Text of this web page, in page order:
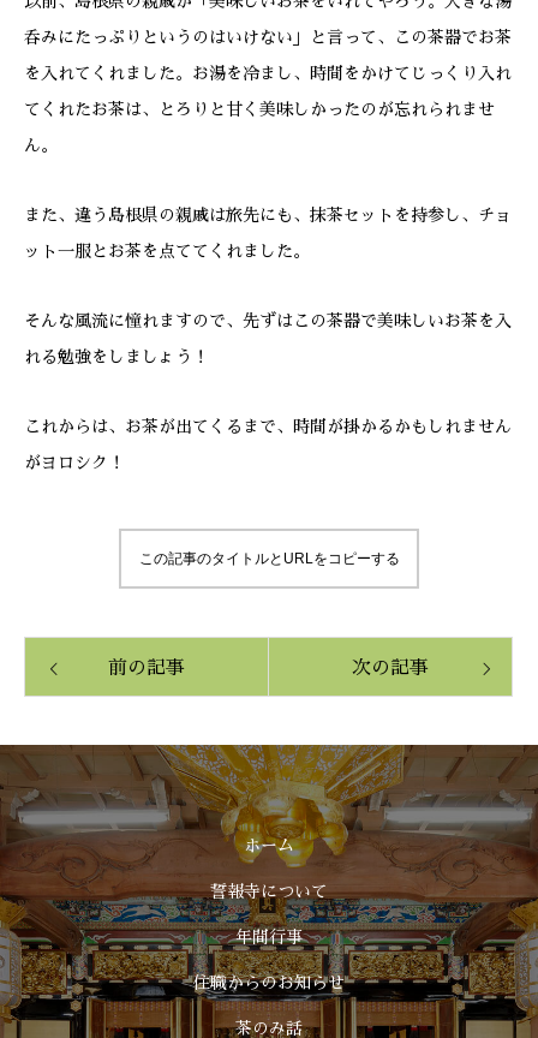
呑みにたっぷりというのはいけない」と言って、この茶器でお茶
を入れてくれました。お湯を冷まし、時間をかけてじっくり入れ
てくれたお茶は、とろりと甘く美味しかったのが忘れられませ
ん。
また、違う島根県の親戚は旅先にも、抹茶セットを持参し、チョ
ット一服とお茶を点ててくれました。
そんな風流に憧れますので、先ずはこの茶器で美味しいお茶を入
れる勉強をしましょう！
これからは、お茶が出てくるまで、時間が掛かるかもしれません
がヨロシク！
この記事のタイトルとURLをコピーする
前の記事 次の記事
ホーム
誓報寺について
年間行事
住職からのお知らせ
茶のみ話